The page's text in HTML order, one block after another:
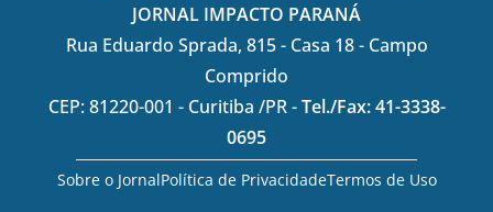
JORNAL IMPACTO PARANÁ
Rua Eduardo Sprada, 815 - Casa 18 - Campo
Comprido
CEP: 81220-001 - Curitiba /PR -Tel./Fax: 41-3338-
0695
Sobre o JornalPolítica de PrivacidadeTermos de Uso